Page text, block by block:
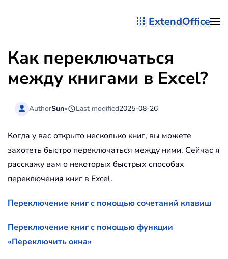
ExtendOffice
Как переключаться
между книгами в Excel?
AuthorSun• Last modified2025-08-26
Когда у вас открыто несколько книг, вы можете
захотеть быстро переключаться между ними. Сейчас я
расскажу вам о некоторых быстрых способах
переключения книг в Excel.
Переключение книг с помощью сочетаний клавиш
Переключение книг с помощью функции
«Переключить окна»